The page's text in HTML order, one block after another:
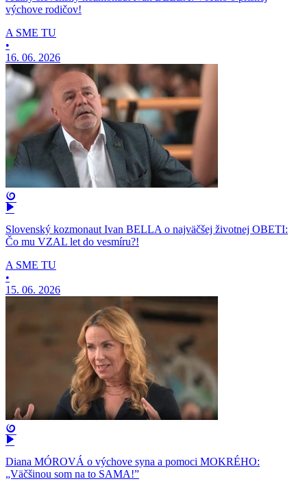
výchove rodičov!
A SME TU
•
16. 06. 2026
Slovenský kozmonaut Ivan BELLA o najväčšej životnej OBETI:
Čo mu VZAL let do vesmíru?!
A SME TU
•
15. 06. 2026
Diana MÓROVÁ o výchove syna a pomoci MOKRÉHO:
„Väčšinou som na to SAMA!”